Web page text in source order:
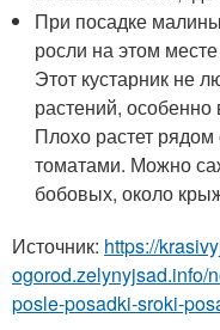
При посадке
росли на этом
Этот кустарник не
растений,
Плохо растет
томатами. Можно
бобовых, около
Источник: https://
ogorod.zelynyjsad.info/
posle-posadki-sroki-